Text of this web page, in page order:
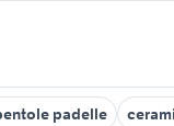
padelle